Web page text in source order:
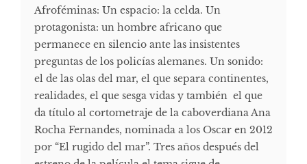
Afroféminas: Un espacio: la celda. Un
protagonista: un hombre africano que
permanece en silencio ante las insistentes
preguntas de los policías alemanes. Un sonido:
el de las olas del mar, el que separa continentes,
realidades, el que sesga vidas y también el que
da título al cortometraje de la caboverdiana Ana
Rocha Fernandes, nominada a los Oscar en 2012
por “El rugido del mar”. Tres años después del